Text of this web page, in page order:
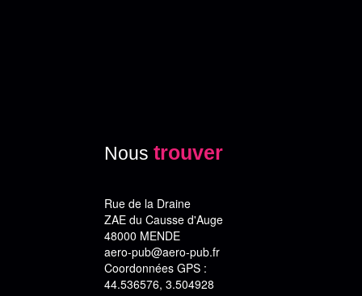
Nous trouver
Rue de la Draine
ZAE du Causse d'Auge
48000 MENDE
aero-pub@aero-pub.fr
Coordonnées GPS :
44.536576, 3.504928